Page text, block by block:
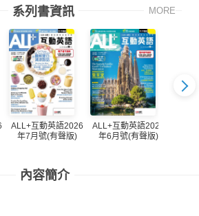
系列書資訊 MORE
ALL+互動英語2026
年7月號(有聲版)
ALL+互動英語2026
年6月號(有聲版)
內容簡介